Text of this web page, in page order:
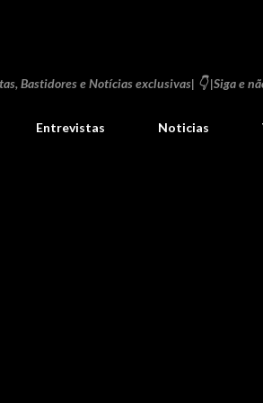
Bastidores e Notícias exclusivas| 👇 |Siga e
Entrevistas Noticias